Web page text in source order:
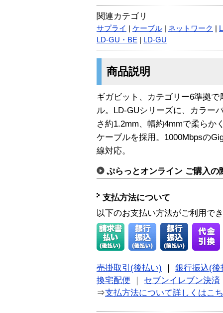
関連カテゴリ
サプライ ケーブル ネットワーク
LD-GU・BE
LD-GU
商品説明
ギガビット、カテゴリー6準拠
ル。LD-GUシリーズに、カラー
さ約1.2mm、幅約4mmで柔らか
ケーブルを採用。1000Mbpsの
線対応。
ぷらっとオンライン ご購入の
支払方法について
以下のお支払い方法がご利用で
売掛取引(後払い)
銀行振込(後
換宅配便
セブンイレブン決済
⇒支払方法について詳しくはこ